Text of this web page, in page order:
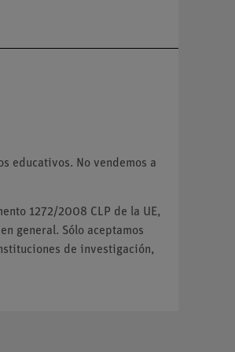
educativos. No vendemos a
1272/2008 CLP de la UE,
general. Sólo aceptamos
de investigación,